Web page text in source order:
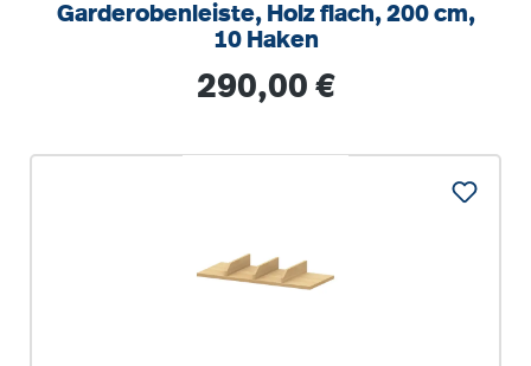
Garderobenleiste, Holz flach, 200 cm,
10 Haken
Regulärer Preis:
290,00 €